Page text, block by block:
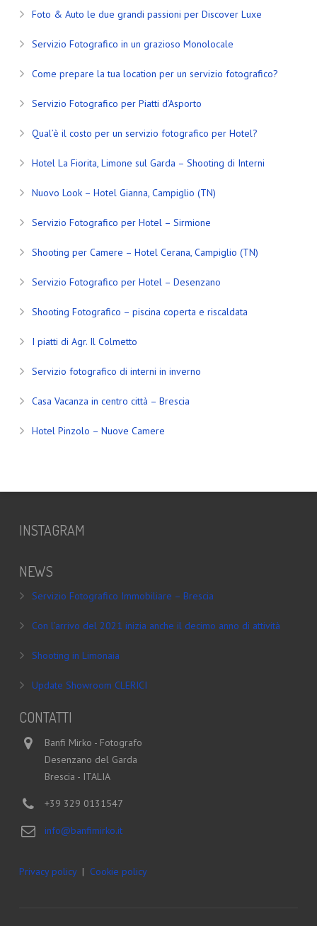
Foto & Auto le due grandi passioni per Discover Luxe
Servizio Fotografico in un grazioso Monolocale
Come prepare la tua location per un servizio fotografico?
Servizio Fotografico per Piatti d’Asporto
Qual’è il costo per un servizio fotografico per Hotel?
Hotel La Fiorita, Limone sul Garda – Shooting di Interni
Nuovo Look – Hotel Gianna, Campiglio (TN)
Servizio Fotografico per Hotel – Sirmione
Shooting per Camere – Hotel Cerana, Campiglio (TN)
Servizio Fotografico per Hotel – Desenzano
Shooting Fotografico – piscina coperta e riscaldata
I piatti di Agr. Il Colmetto
Servizio fotografico di interni in inverno
Casa Vacanza in centro città – Brescia
Hotel Pinzolo – Nuove Camere
INSTAGRAM
NEWS
Servizio Fotografico Immobiliare – Brescia
Con l’arrivo del 2021 inizia anche il decimo anno di attività
Shooting in Limonaia
Update Showroom CLERICI
CONTATTI
Banfi Mirko - Fotografo
Desenzano del Garda
Brescia - ITALIA
+39 329 0131547
info@banfimirko.it
Privacy policy| Cookie policy